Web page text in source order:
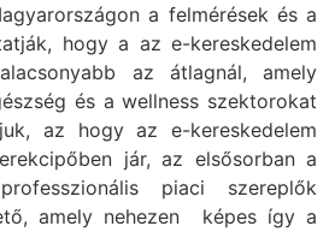
a felmérések és a
hogy a az e-kereskedelem
az átlagnál, amely
és a wellness szektorokat
az hogy az e-kereskedelem
jár, az elsősorban a
piaci szereplők
amely nehezen képes így a